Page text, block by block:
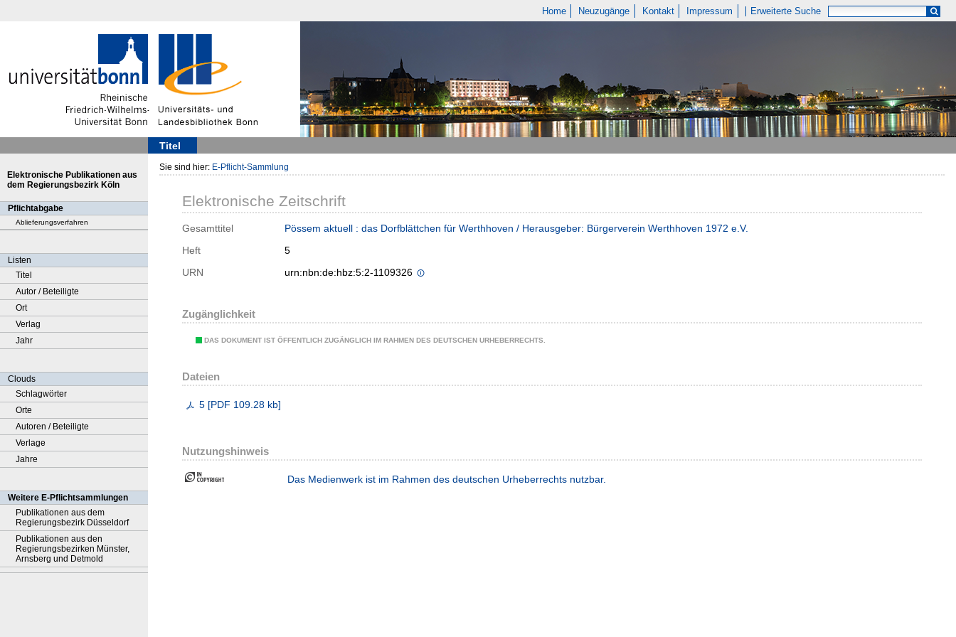
Home Neuzugänge Kontakt Impressum Erweiterte Suche
Titel
Elektronische Publikationen aus
dem Regierungsbezirk Köln
Pflichtabgabe
Ablieferungsverfahren
Listen
Titel
Autor / Beteiligte
Ort
Verlag
Jahr
Clouds
Schlagwörter
Orte
Autoren / Beteiligte
Verlage
Jahre
Weitere E-Pflichtsammlungen
Publikationen aus dem
Regierungsbezirk Düsseldorf
Publikationen aus den
Regierungsbezirken Münster,
Arnsberg und Detmold
Sie sind hier: E-Pflicht-Sammlung
Elektronische Zeitschrift
Gesamttitel
Pössem aktuell : das Dorfblättchen für Werthhoven / Herausgeber: Bürgerverein Werthhoven 1972 e.V.
Heft
5
URN
urn:nbn:de:hbz:5:2-1109326
Zugänglichkeit
DAS DOKUMENT IST ÖFFENTLICH ZUGÄNGLICH IM RAHMEN DES DEUTSCHEN URHEBERRECHTS.
Dateien
5 [PDF 109.28 kb]
Nutzungshinweis
Das Medienwerk ist im Rahmen des deutschen Urheberrechts nutzbar.